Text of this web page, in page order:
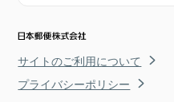
サイトのご利用について
プライバシーポリシー